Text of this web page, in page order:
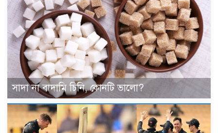
সাদা না বাদামি চিনি, কোনটি ভালো?